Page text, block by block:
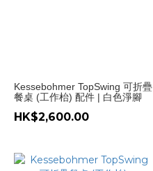
Kessebohmer TopSwing 可折疊
餐桌 (工作枱) 配件 | 白色淨腳
HK$2,600.00